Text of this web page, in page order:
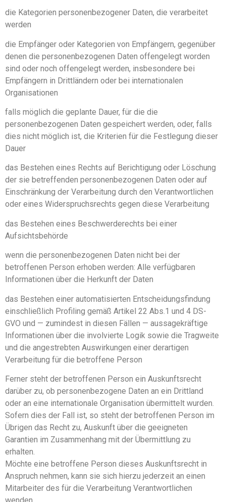
die Kategorien personenbezogener Daten, die verarbeitet
werden
die Empfänger oder Kategorien von Empfängern, gegenüber
denen die personenbezogenen Daten offengelegt worden
sind oder noch offengelegt werden, insbesondere bei
Empfängern in Drittländern oder bei internationalen
Organisationen
falls möglich die geplante Dauer, für die die
personenbezogenen Daten gespeichert werden, oder, falls
dies nicht möglich ist, die Kriterien für die Festlegung dieser
Dauer
das Bestehen eines Rechts auf Berichtigung oder Löschung
der sie betreffenden personenbezogenen Daten oder auf
Einschränkung der Verarbeitung durch den Verantwortlichen
oder eines Widerspruchsrechts gegen diese Verarbeitung
das Bestehen eines Beschwerderechts bei einer
Aufsichtsbehörde
wenn die personenbezogenen Daten nicht bei der
betroffenen Person erhoben werden: Alle verfügbaren
Informationen über die Herkunft der Daten
das Bestehen einer automatisierten Entscheidungsfindung
einschließlich Profiling gemäß Artikel 22 Abs.1 und 4 DS-
GVO und — zumindest in diesen Fällen — aussagekräftige
Informationen über die involvierte Logik sowie die Tragweite
und die angestrebten Auswirkungen einer derartigen
Verarbeitung für die betroffene Person
Ferner steht der betroffenen Person ein Auskunftsrecht
darüber zu, ob personenbezogene Daten an ein Drittland
oder an eine internationale Organisation übermittelt wurden.
Sofern dies der Fall ist, so steht der betroffenen Person im
Übrigen das Recht zu, Auskunft über die geeigneten
Garantien im Zusammenhang mit der Übermittlung zu
erhalten.
Möchte eine betroffene Person dieses Auskunftsrecht in
Anspruch nehmen, kann sie sich hierzu jederzeit an einen
Mitarbeiter des für die Verarbeitung Verantwortlichen